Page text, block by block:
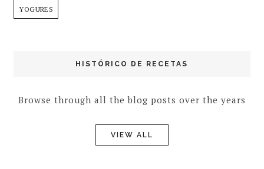
YOGURES
HISTÓRICO DE RECETAS
Browse through all the blog posts over the years
VIEW ALL